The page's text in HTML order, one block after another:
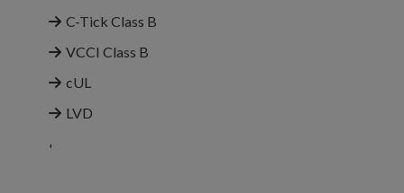
C-Tick Class B
VCCI Class B
cUL
LVD
'